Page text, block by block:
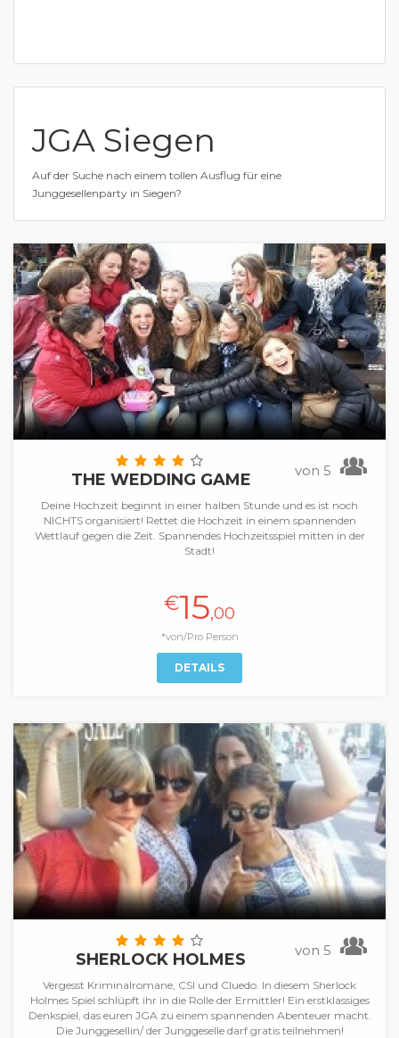
JGA Siegen
Auf der Suche nach einem tollen Ausflug für eine
Junggesellenparty in Siegen?
von 5
THE WEDDING GAME
Deine Hochzeit beginnt in einer halben Stunde und es ist noch
NICHTS organisiert! Rettet die Hochzeit in einem spannenden
Wettlauf gegen die Zeit. Spannendes Hochzeitsspiel mitten in der
Stadt!
€15,00
*von/Pro Person
DETAILS
von 5
SHERLOCK HOLMES
Vergesst Kriminalromane, CSI und Cluedo. In diesem Sherlock
Holmes Spiel schlüpft ihr in die Rolle der Ermittler! Ein erstklassiges
Denkspiel, das euren JGA zu einem spannenden Abenteuer macht.
Die Junggesellin/ der Junggeselle darf gratis teilnehmen!